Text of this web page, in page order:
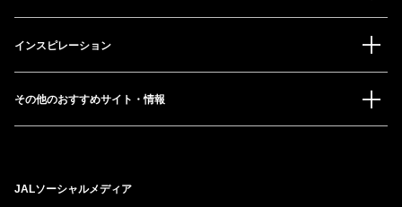
インスピレーション
その他のおすすめサイト・情報
JALソーシャルメディア